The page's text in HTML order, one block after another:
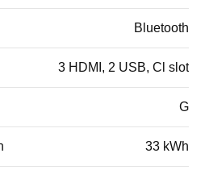
Bluetooth
3 HDMI, 2 USB, Cl slot
G
33 kWh